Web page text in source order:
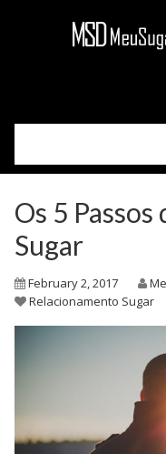
Sobre Nós
Blog
Cadastre-se
Acessar
Os 5
Sugar
February 2, 2017
Relacionamento Sugar